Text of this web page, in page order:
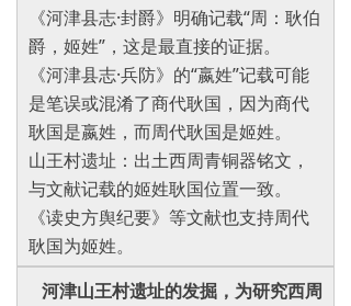
《河津县志·封爵》‌明确记载“周：耿伯
爵，姬姓”，这是最直接的证据。
‌《河津县志·兵防》‌的“嬴姓”记载可能
是笔误或混淆了商代耿国，因为商代
耿国是嬴姓，而周代耿国是姬姓。
山王村遗址‌：出土西周青铜器铭文，
与文献记载的姬姓耿国位置一致。
‌《读史方舆纪要》‌等文献也支持周代
耿国为姬姓。
河津山王村遗址的发掘，为研究西周